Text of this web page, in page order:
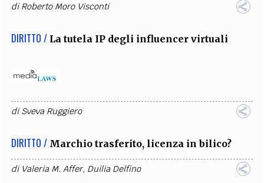
diRoberto Moro Visconti
DIRITTO / La tutela IP degli influencer virtuali
diSveva Ruggiero
DIRITTO / Marchio trasferito, licenza in bilico?
di Valeria M. Affer, Duilia Delfino